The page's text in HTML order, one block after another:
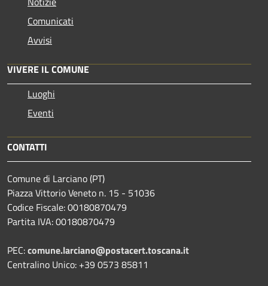
Comunicati
Avvisi
VIVERE IL COMUNE
Luoghi
Eventi
CONTATTI
Comune di Larciano (PT)
Piazza Vittorio Veneto n. 15 - 51036
Codice Fiscale: 00180870479
Partita IVA: 00180870479
PEC:comune.larciano@postacert.toscana.it
Centralino Unico: +39 0573 85811